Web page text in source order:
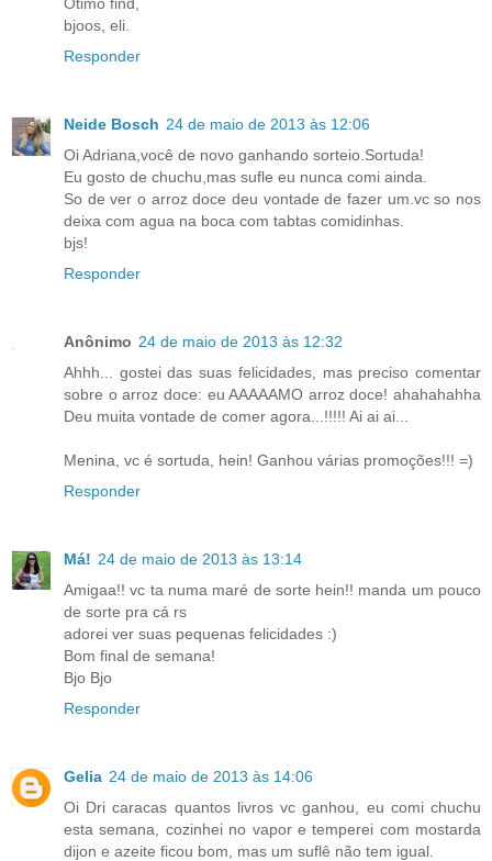
bjoos, eli.
Responder
Neide Bosch 24 de maio de 2013 às 12:06
Oi Adriana,você de novo ganhando sorteio.Sortuda!
Eu gosto de chuchu,mas sufle eu nunca comi ainda.
So de ver o arroz doce deu vontade de fazer um.vc so nos
deixa com agua na boca com tabtas comidinhas.
bjs!
Responder
Anônimo 24 de maio de 2013 às 12:32
Ahhh... gostei das suas felicidades, mas preciso comentar
sobre o arroz doce: eu AAAAAMO arroz doce! ahahahahha
Deu muita vontade de comer agora...!!!!! Ai ai ai...
Menina, vc é sortuda, hein! Ganhou várias promoções!!! =)
Responder
Má! 24 de maio de 2013 às 13:14
Amigaa!! vc ta numa maré de sorte hein!! manda um pouco
de sorte pra cá rs
adorei ver suas pequenas felicidades :)
Bom final de semana!
Bjo Bjo
Responder
Gelia 24 de maio de 2013 às 14:06
Oi Dri caracas quantos livros vc ganhou, eu comi chuchu
esta semana, cozinhei no vapor e temperei com mostarda
dijon e azeite ficou bom, mas um suflê não tem igual.